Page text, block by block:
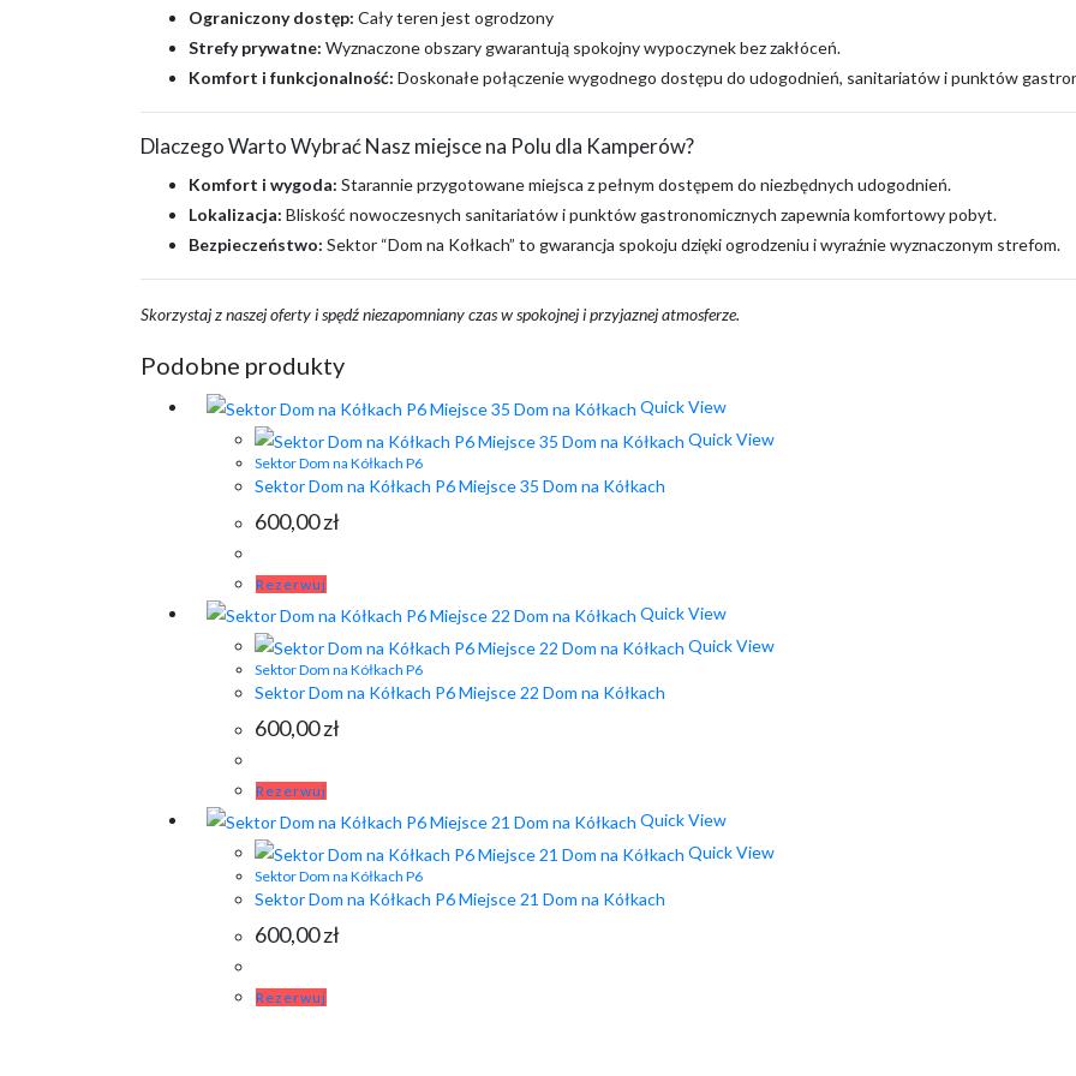
Ograniczony dostęp: Cały teren jest ogrodzony
Strefy prywatne: Wyznaczone obszary gwarantują spokojny wypoczynek bez zakłóceń.
Komfort i funkcjonalność: Doskonałe połączenie wygodnego dostępu do udogodnień, sanitariatów i punktów
Dlaczego Warto Wybrać Nasz miejsce na Polu dla Kamperów?
Komfort i wygoda: Starannie przygotowane miejsca z pełnym dostępem do niezbędnych udogodnień.
Lokalizacja: Bliskość nowoczesnych sanitariatów i punktów gastronomicznych zapewnia komfortowy pobyt.
Bezpieczeństwo: Sektor “Dom na Kołkach” to gwarancja spokoju dzięki ogrodzeniu i wyraźnie wyznaczonym strefom.
Skorzystaj z naszej oferty i spędź niezapomniany czas w spokojnej i przyjaznej atmosferze.
Podobne produkty
Quick View
Quick View
Sektor Dom na Kółkach P6
Sektor Dom na Kółkach P6 Miejsce 35 Dom na Kółkach
600,00zł
Rezerwuj
Quick View
Quick View
Sektor Dom na Kółkach P6
Sektor Dom na Kółkach P6 Miejsce 22 Dom na Kółkach
600,00zł
Rezerwuj
Quick View
Quick View
Sektor Dom na Kółkach P6
Sektor Dom na Kółkach P6 Miejsce 21 Dom na Kółkach
600,00zł
Rezerwuj